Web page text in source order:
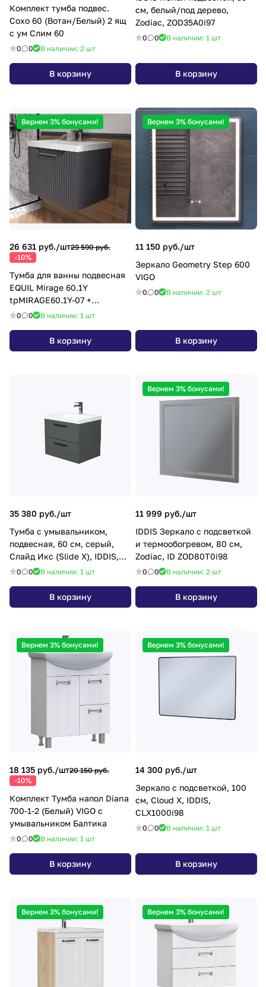
Комплект тумба подвес.
Сохо 60 (Вотан/Белый) 2 ящ
с ум Слим 60
0 0 В наличии: 2 шт
В корзину
см, белый/под дерево,
Zodiac, ZOD35A0i97
0 0 В наличии: 1 шт
В корзину
Вернем 3% бонусами!
26 631 руб./шт29 590 руб.
-10%
Тумба для ванны подвесная
EQUIL Mirage 60.1Y
tpMIRAGE60.1Y-07 +
Органайзер OrgMirage60-16с
0 0 В наличии: 1 шт
В корзину
Вернем 3% бонусами!
11 150 руб./шт
Зеркало Geometry Step 600
VIGO
0 0 В наличии: 2 шт
В корзину
35 380 руб./шт
Тумба с умывальником,
подвесная, 60 см, серый,
Слайд Икс (Slide X), IDDIS,
SLX60G0i95K
0 0 В наличии: 1 шт
В корзину
Вернем 3% бонусами!
11 999 руб./шт
IDDIS Зеркало с подсветкой
и термообогревом, 80 см,
Zodiac, ID ZOD80T0i98
0 0 В наличии: 2 шт
В корзину
Вернем 3% бонусами!
18 135 руб./шт20 150 руб.
-10%
Комплект Тумба напол Diana
700-1-2 (Белый) VIGO с
умывальником Балтика
0 0 В наличии: 1 шт
В корзину
Вернем 3% бонусами!
14 300 руб./шт
Зеркало с подсветкой, 100
см, Cloud X, IDDIS,
CLX1000i98
0 0 В наличии: 1 шт
В корзину
Вернем 3% бонусами! Вернем 3% бонусами!